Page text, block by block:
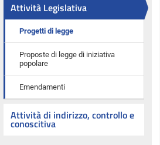
Attività Legislativa
Progetti di legge
Proposte di legge di iniziativa
popolare
Emendamenti
Attività di indirizzo, controllo e
conoscitiva